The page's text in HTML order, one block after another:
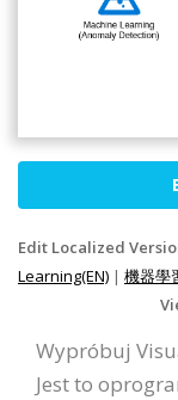
Edit Localized
Learning(EN) | 機器學
Wypróbuj
Jest to